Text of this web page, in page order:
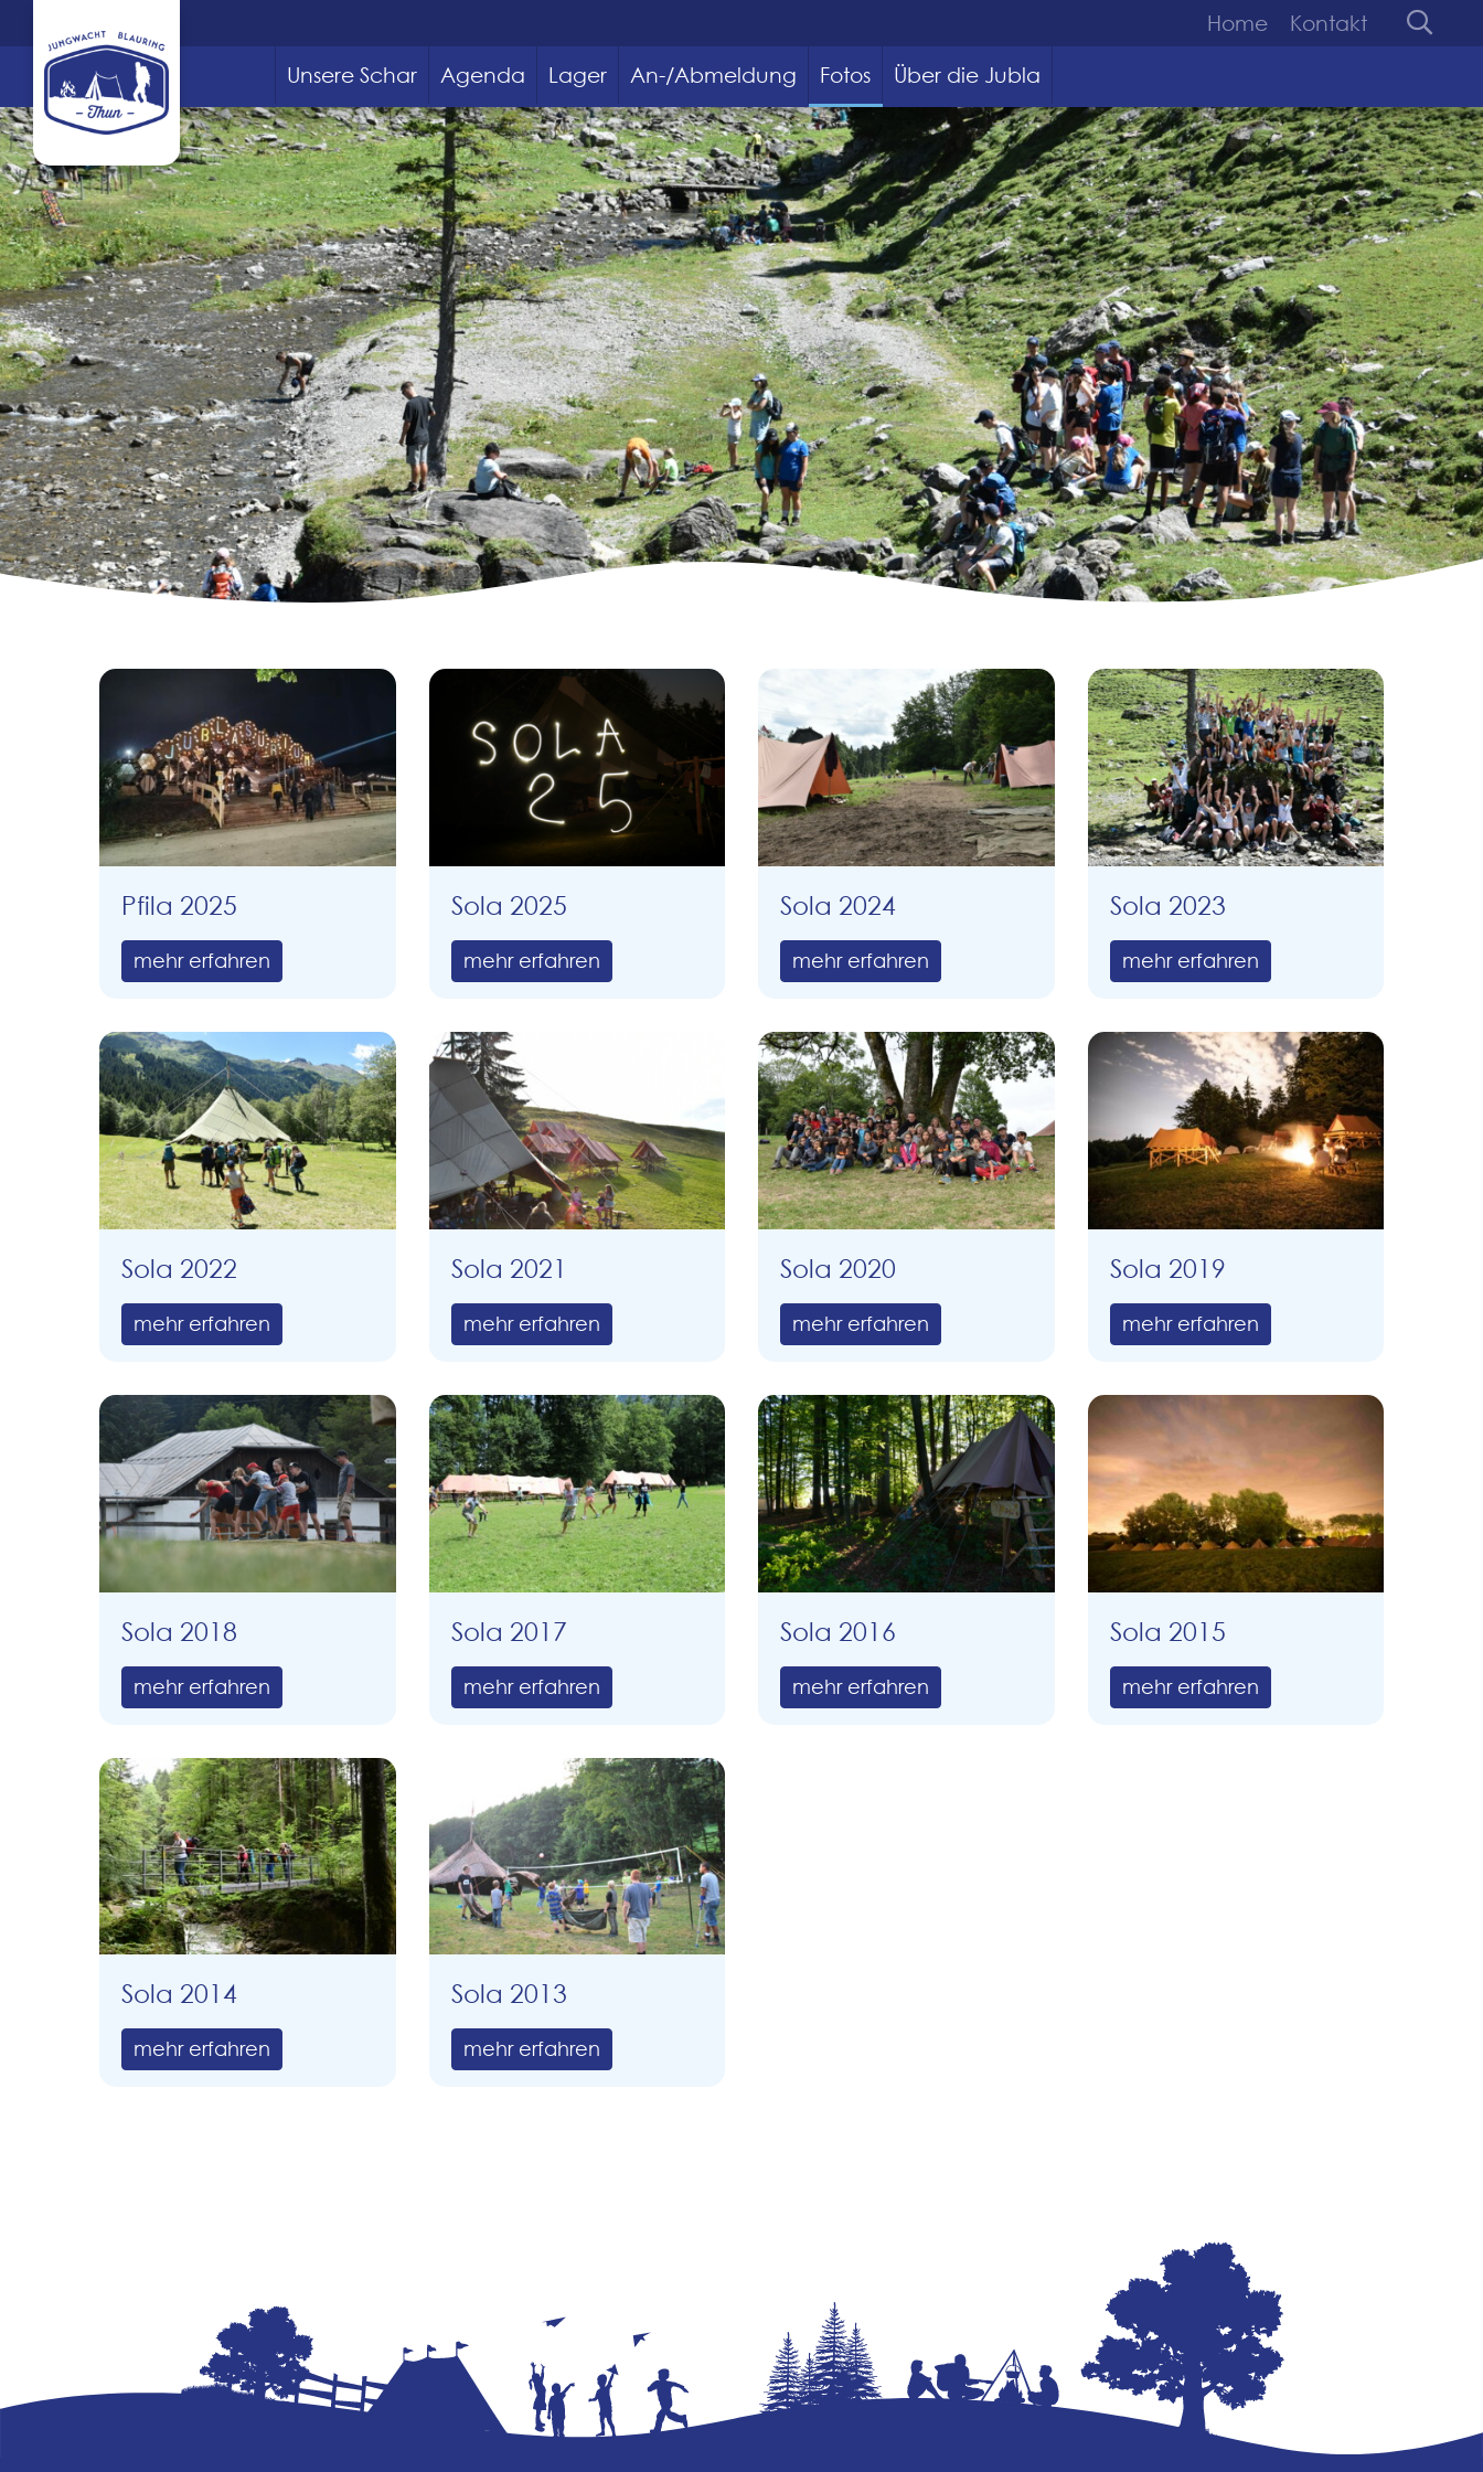
Home Kontakt
Unsere Schar Agenda Lager An-/Abmeldung Fotos Über die Jubla
Pfila 2025
mehr erfahren
Sola 2025
mehr erfahren
Sola 2024
mehr erfahren
Sola 2023
mehr erfahren
Sola 2022
mehr erfahren
Sola 2021
mehr erfahren
Sola 2020
mehr erfahren
Sola 2019
mehr erfahren
Sola 2018
mehr erfahren
Sola 2017
mehr erfahren
Sola 2016
mehr erfahren
Sola 2015
mehr erfahren
Sola 2014
mehr erfahren
Sola 2013
mehr erfahren